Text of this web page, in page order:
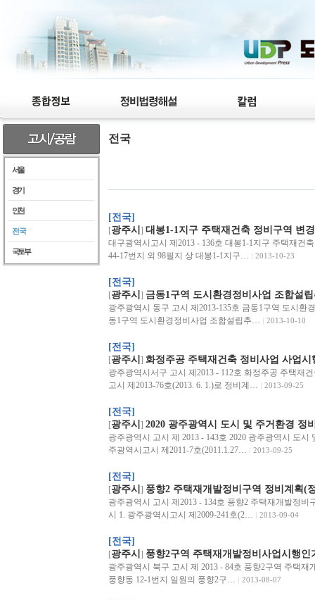
서울
경기
인천
전국
국토부
전국
[전국]
[광주시 ] 대봉1-1지구 주택재건축 정비구역 변
대구광역시고시 제2013 - 136호 대봉1-1지구 주택재건
44-17번지 외 98필지 상 대봉1-1지구…
2013-10-23
[전국]
[광주시 ] 금동1구역 도시환경정비사업 조합설
광주광역시 동구 고시 제2013-135호 금동1구역 도시
동1구역 도시환경정비사업 조합설립추…
2013-10-10
[전국]
[광주시 ] 화정주공 주택재건축 정비사업 사업시
광주광역시서구 고시 제2013 - 112호 화정주공 주택재
고시 제2013-76호(2013. 6. 1.)로 정비계…
2013-09-25
[전국]
[광주시 ] 2020 광주광역시 도시 및 주거환경 정
광주광역시 고시 제 2013 - 143호 2020 광주광역시 도
주광역시고시 제2011-7호(2011.1.27…
2013-09-25
[전국]
[광주시 ] 풍향2 주택재개발정비구역 정비계획(
광주광역시 고시 제2013 - 134호 풍향2 주택재개발정
시 1. 광주광역시고시 제2009-241호(2…
2013-09-04
[전국]
[광주시 ] 풍향2구역 주택재개발정비사업시행인
광주광역시 북구 고시 제 2013 - 84호 풍향2구역 주택
풍향동 12-1번지 일원의 풍향2구…
2013-08-07